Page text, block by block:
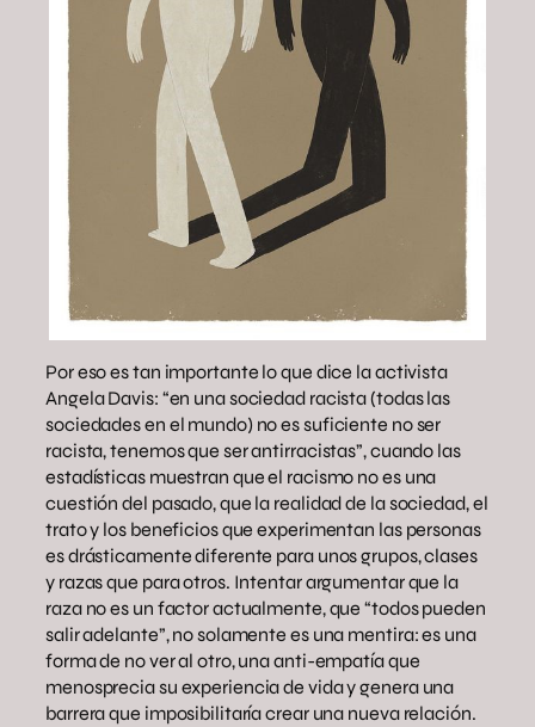
Por eso es tan importante lo que dice la activista
Angela Davis: “en una sociedad racista (todas las
sociedades en el mundo) no es suficiente no ser
racista, tenemos que ser antirracistas”, cuando las
estadísticas muestran que el racismo no es una
cuestión del pasado, que la realidad de la sociedad, el
trato y los beneficios que experimentan las personas
es drásticamente diferente para unos grupos, clases
y razas que para otros. Intentar argumentar que la
raza no es un factor actualmente, que “todos pueden
salir adelante”, no solamente es una mentira: es una
forma de no ver al otro, una anti-empatía que
menosprecia su experiencia de vida y genera una
barrera que imposibilitaría crear una nueva relación.